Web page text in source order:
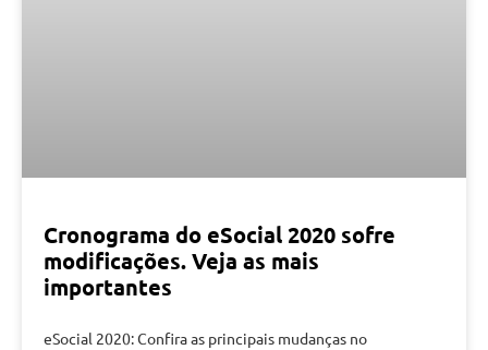
Cronograma do eSocial 2020 sofre
modificações. Veja as mais
importantes
eSocial 2020: Confira as principais mudanças no